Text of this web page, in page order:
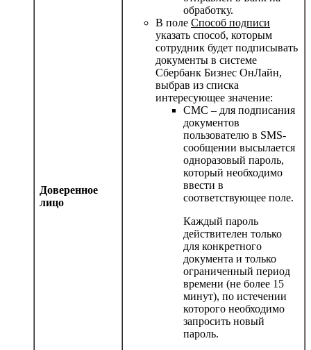
Доверенное
лицо
обработку.
В поле Способ подписи
указать способ, которым
сотрудник будет подписывать
документы в системе
Сбербанк Бизнес ОнЛайн,
выбрав из списка
интересующее значение:
СМС – для подписания
документов
пользователю в SMS-
сообщении высылается
одноразовый пароль,
который необходимо
ввести в
соответствующее поле.
Каждый пароль
действителен только
для конкретного
документа и только
ограниченный период
времени (не более 15
минут), по истечении
которого необходимо
запросить новый
пароль.